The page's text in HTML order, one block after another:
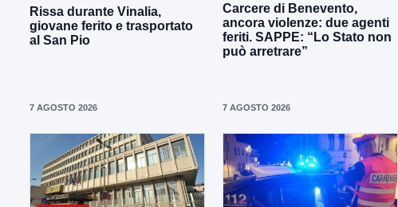
Rissa durante Vinalia,
giovane ferito e trasportato
al San Pio
7 AGOSTO 2026
Carcere di Benevento,
ancora violenze: due agenti
feriti. SAPPE: “Lo Stato non
può arretrare”
7 AGOSTO 2026